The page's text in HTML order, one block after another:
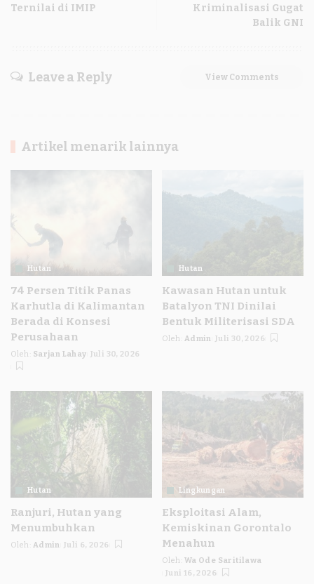
Ternilai di IMIP
Kriminalisasi Gugat
Balik GNI
Leave a Reply View Comments
Artikel menarik lainnya
Hutan
74 Persen Titik Panas
Karhutla di Kalimantan
Berada di Konsesi
Perusahaan
Posted
by
Oleh: Sarjan Lahay Juli 30, 2026
Hutan
Kawasan Hutan untuk
Batalyon TNI Dinilai
Bentuk Militerisasi SDA
Posted
Oleh: Admin Juli 30, 2026
Hutan
Ranjuri, Hutan yang
Menumbuhkan
Posted
Oleh: Admin Juli 6, 2026
Lingkungan
Eksploitasi Alam,
Kemiskinan Gorontalo
Menahun
Posted
by
Oleh: Wa Ode Saritilawa
Juni 16, 2026